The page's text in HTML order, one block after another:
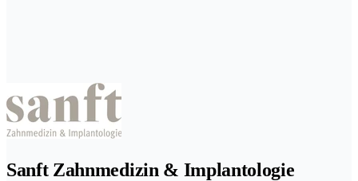
Sanft Zahnmedizin & Implantologie